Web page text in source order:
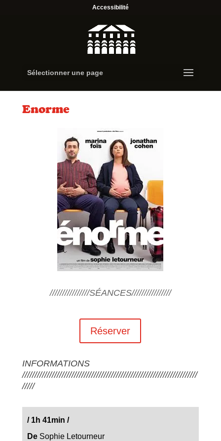
Accessibilité
Sélectionner une page
Enorme
////////////////SÉANCES////////////////
Réserver
INFORMATIONS
///////////////////////////////////////////////////////////////////////
/////
/1h 41min /
DeSophie Letourneur